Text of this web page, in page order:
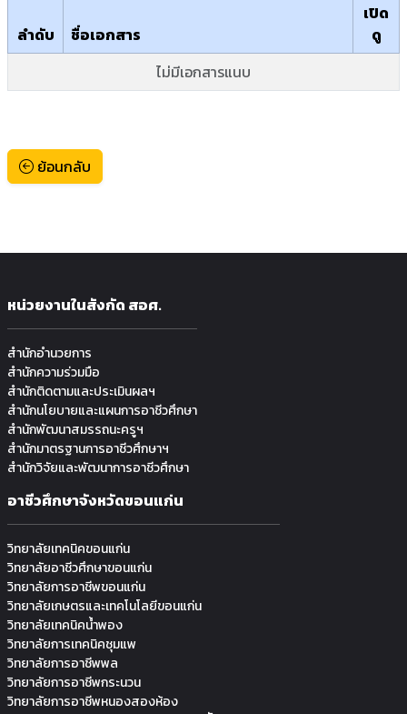
ลำดับ ชื่อเอกสาร
เปิด
ดู
ไม่มีเอกสารแนบ
ย้อนกลับ
หน่วยงานในสังกัด สอศ.
สำนักอำนวยการ
สำนักความร่วมมือ
สำนักติดตามและประเมินผลฯ
สำนักนโยบายและแผนการอาชีวศึกษา
สำนักพัฒนาสมรรถนะครูฯ
สำนักมาตรฐานการอาชีวศึกษาฯ
สำนักวิจัยและพัฒนาการอาชีวศึกษา
อาชีวศึกษาจังหวัดขอนแก่น
วิทยาลัยเทคนิคขอนแก่น
วิทยาลัยอาชีวศึกษาขอนแก่น
วิทยาลัยการอาชีพขอนแก่น
วิทยาลัยเกษตรและเทคโนโลยีขอนแก่น
วิทยาลัยเทคนิคน้ำพอง
วิทยาลัยการเทคนิคชุมแพ
วิทยาลัยการอาชีพพล
วิทยาลัยการอาชีพกระนวน
วิทยาลัยการอาชีพหนองสองห้อง